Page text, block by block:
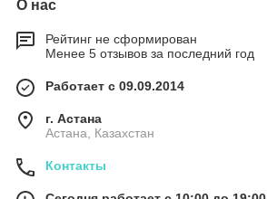
О нас
Рейтинг не сформирован
Менее 5 отзывов за последний год
Работает с 09.09.2014
г. Астана
Астана, Казахстан
Контакты